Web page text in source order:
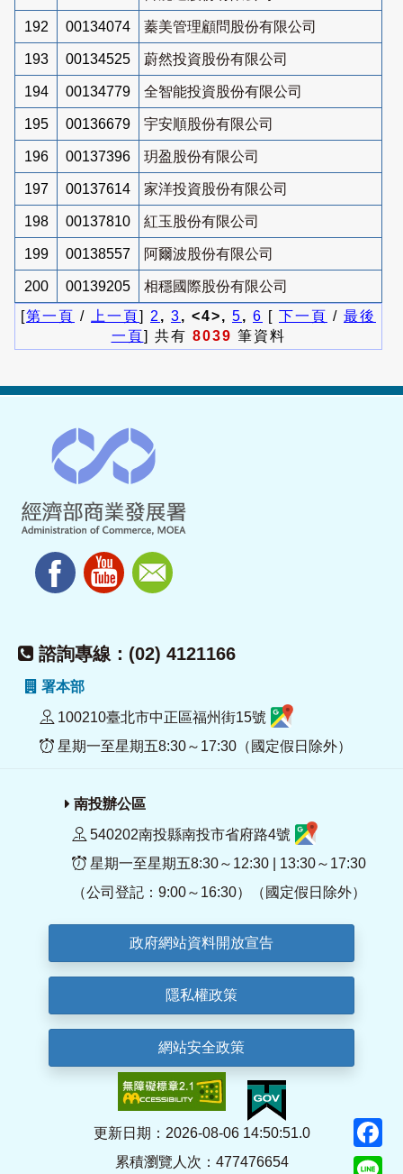
192 00134074 蓁美管理顧問股份有限公司
193 00134525 蔚然投資股份有限公司
194 00134779 全智能投資股份有限公司
195 00136679 宇安順股份有限公司
196 00137396 玥盈股份有限公司
197 00137614 家洋投資股份有限公司
198 00137810 紅玉股份有限公司
199 00138557 阿爾波股份有限公司
200 00139205
相穩國際股份有限公司
[第一頁 / 上一頁] 2 , 3, <4>, 5, 6 [ 下一頁 / 最後
一頁] 共有 8039 筆資料
諮詢專線：(02) 4121166
署本部
100210臺北市中正區福州街15號
星期一至星期五8:30～17:30（國定假日除外）
南投辦公區
540202南投縣南投市省府路4號
星期一至星期五8:30～12:30 | 13:30～17:30
（公司登記：9:00～16:30）（國定假日除外）
政府網站資料開放宣告
隱私權政策
網站安全政策
更新日期：2026-08-06 14:50:51.0
累積瀏覽人次：477476654